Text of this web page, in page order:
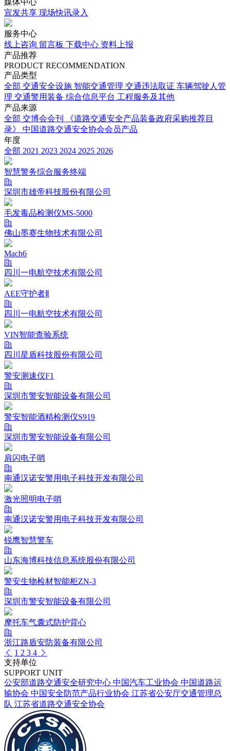
媒体中心
宣发共享 现场快讯录入
服务中心
线上咨询 留言板 下载中心 资料上报
产品推荐
PRODUCT RECOMMENDATION
产品类型
全部 交通安全设施 智能交通管理 交通违法取证 车辆驾驶人管
理 交通警用装备 综合信息平台 工程服务及其他
产品来源
全部 交博会会刊
《道路交通安全产品装备政府采购推荐目
录》 中国道路交通安全协会会员产品
年度
全部 2021 2023 2024 2025 2026
智慧警务综合服务终端
深圳市雄帝科技股份有限公司
毛发毒品检测仪MS-5000
佛山墨赛生物技术有限公司
Mach6
四川一电航空技术有限公司
AEE守护者Ⅱ
四川一电航空技术有限公司
VIN智能查验系统
四川星盾科技股份有限公司
警安测速仪F1
深圳市警安智能设备有限公司
警安智能酒精检测仪S919
深圳市警安智能设备有限公司
肩闪电子哨
南通汉诺安警用电子科技开发有限公司
激光照明电子哨
南通汉诺安警用电子科技开发有限公司
锐鹰智慧警车
山东海博科技信息系统股份有限公司
警安生物检材智能柜ZN-3
深圳市警安智能设备有限公司
摩托车气囊式防护背心
浙江路盾安防装备有限公司
1 2 3 4
支持单位
SUPPORT UNIT
公安部道路交通安全研究中心 中国汽车工业协会 中国道路运
输协会 中国安全防范产品行业协会 江苏省公安厅交通管理总
队 江苏省道路交通安全协会